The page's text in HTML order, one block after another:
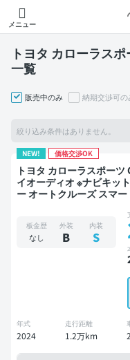
メニュー
トヨタ カローラス
一覧
販売中のみ 納期交渉可の
絞り込み条件はありません。
NEW! 価格交渉OK
トヨタ カローラスポーツ G Z 整備記録簿あり デ
イオーディオ ※ナビキッ
ー オートクルーズ スマ
板金歴
なし
外装
B
内装
S
年式
2024
走行距離
1.2万km